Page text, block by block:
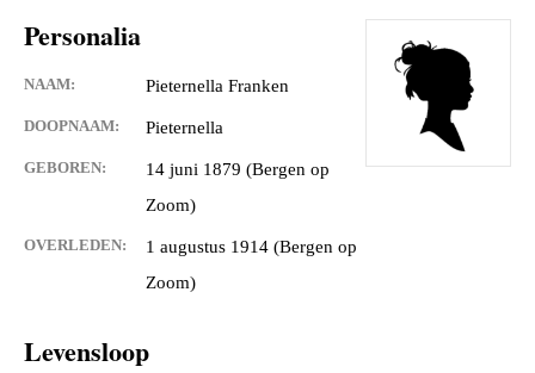
Personalia
NAAM: Pieternella Franken
DOOPNAAM: Pieternella
GEBOREN:
14 juni 1879 (Bergen op
Zoom)
OVERLEDEN:
1 augustus 1914 (Bergen op
Zoom)
Levensloop